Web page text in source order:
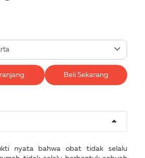
Beli Sekarang
nyata bahwa obat tidak selalu